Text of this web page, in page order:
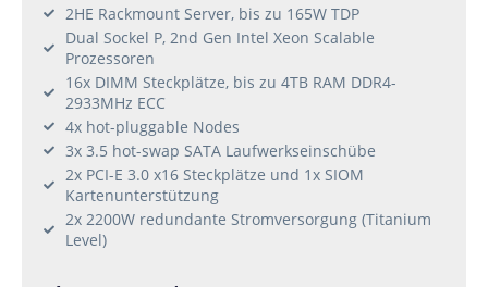
2HE Rackmount Server, bis zu 165W TDP
Dual Sockel P, 2nd Gen Intel Xeon Scalable
Prozessoren
16x DIMM Steckplätze, bis zu 4TB RAM DDR4-
2933MHz ECC
4x hot-pluggable Nodes
3x 3.5 hot-swap SATA Laufwerkseinschübe
2x PCI-E 3.0 x16 Steckplätze und 1x SIOM
Kartenunterstützung
2x 2200W redundante Stromversorgung (Titanium
Level)